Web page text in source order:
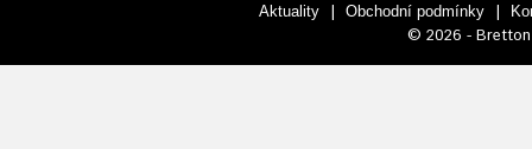
Aktuality | Obchodní podmínky |
© 2026 - Bretton